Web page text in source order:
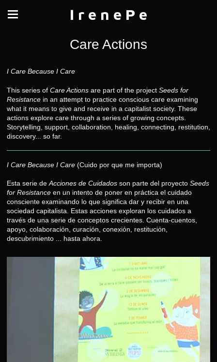
I r e n e P e
Care Actions
I Care Because I Care
This series of Care Actions are part of the project Seeds for
Resistance in an attempt to practice conscious care examining
what it means to give and receive in a capitalist society. These
actions explore care through a series of growing concepts.
Storytelling, support, collaboration, healing, connecting, restitution,
discovery... so far.
I Care Because I Care (Cuido por que me importa)
Esta serie deAcciones de Cuidados son parte del proyecto Seeds
for Resistance en un intento de poner en práctica el cuidado
consciente examinando lo que significa dar y recibir en una
sociedad capitalista. Estas acciones exploran los cuidados a
través de una serie de conceptos crecientes. Cuenta-cuentos,
apoyo, colaboración, curación, conexión, restitución,
descubrimiento ... hasta ahora.